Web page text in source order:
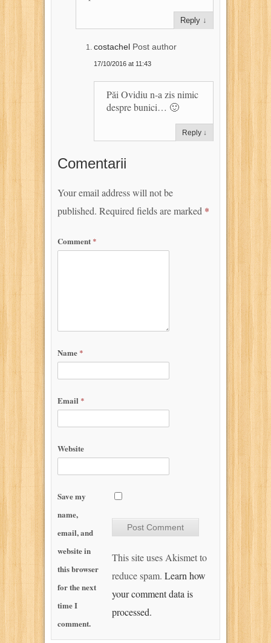
Reply ↓
costachel Post author
17/10/2016 at 11:43
Păi Ovidiu n-a zis nimic
despre bunici… 🙂
Reply ↓
Comentarii
Your email address will not be
published. Required fields are marked *
Comment *
Name *
Email *
Website
Save my
name,
email, and
website in
this browser
for the next
time I
comment.
This site uses Akismet to
reduce spam. Learn how
your comment data is
processed.